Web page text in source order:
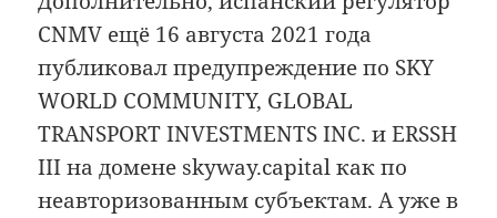
CNMV ещё 16 августа 2021 года
публиковал предупреждение по SKY
WORLD COMMUNITY, GLOBAL
TRANSPORT INVESTMENTS INC. и ERSSH
III на домене skyway.capital как по
неавторизованным субъектам. А уже в